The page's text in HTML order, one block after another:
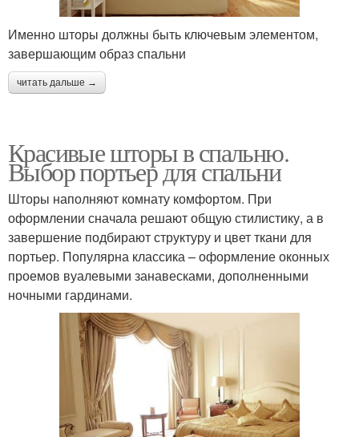
Именно шторы должны быть ключевым элементом,
завершающим образ спальни
читать дальше →
Красивые шторы в спальню.
Выбор портьер для спальни
Шторы наполняют комнату комфортом. При
оформлении сначала решают общую стилистику, а в
завершение подбирают структуру и цвет ткани для
портьер. Популярна классика – оформление оконных
проемов вуалевыми занавесками, дополненными
ночными гардинами.